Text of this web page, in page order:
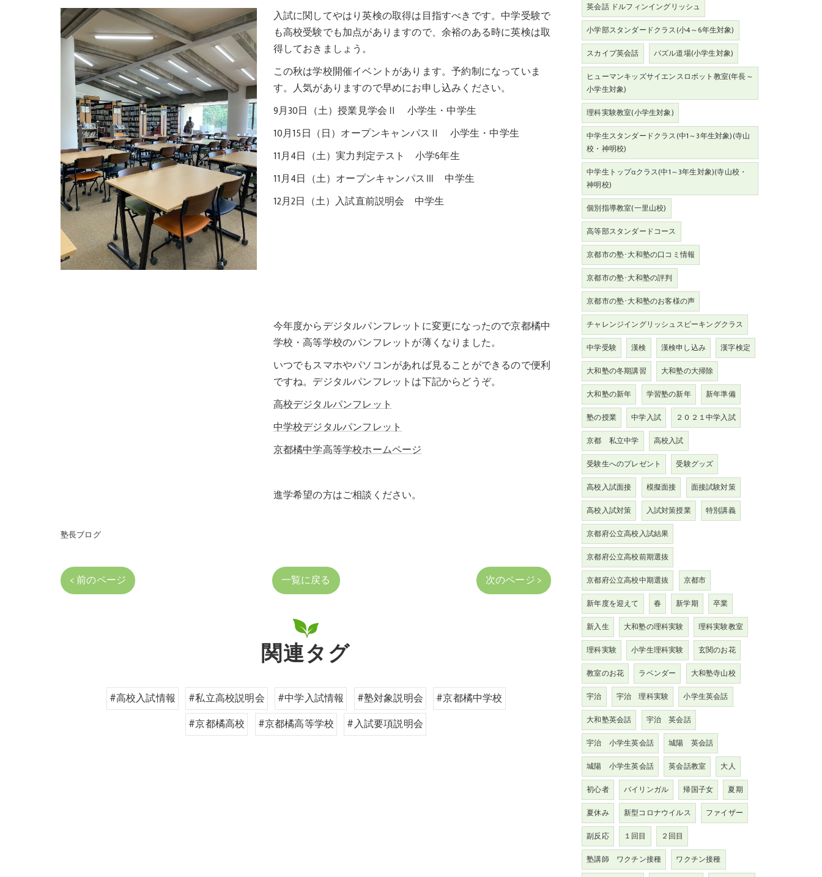
入試に関してやはり英検の取得は目指すべきです。中学受験で
も高校受験でも加点がありますので、余裕のある時に英検は取
得しておきましょう。
この秋は学校開催イベントがあります。予約制になっていま
す。人気がありますので早めにお申し込みください。
9月30日（土）授業見学会Ⅱ 小学生・中学生
10月15日（日）オープンキャンパスⅡ 小学生・中学生
11月4日（土）実力判定テスト 小学6年生
11月4日（土）オープンキャンパスⅢ 中学生
12月2日（土）入試直前説明会 中学生
今年度からデジタルパンフレットに変更になったので京都橘中
学校・高等学校のパンフレットが薄くなりました。
いつでもスマホやパソコンがあれば見ることができるので便利
ですね。デジタルパンフレットは下記からどうぞ。
高校デジタルパンフレット
中学校デジタルパンフレット
京都橘中学高等学校ホームページ
進学希望の方はご相談ください。
塾長ブログ
< 前のページ 一覧に戻る 次のページ >
関連タグ
#高校入試情報 #私立高校説明会 #中学入試情報 #塾対象説明会
#京都橘中学校
#京都橘高校
#京都橘高等学校 #入試要項説明会
英会話 ドルフィンイングリッシュ
小学部スタンダードクラス(小4～6年生対象)
スカイプ英会話
パズル道場(小学生対象)
ヒューマンキッズサイエンスロボット教室(年長～
小学生対象)
理科実験教室(小学生対象)
中学生スタンダードクラス(中1～3年生対象)(寺山
校・神明校)
中学生トップαクラス(中1～3年生対象)(寺山校・
神明校)
個別指導教室(一里山校)
高等部スタンダードコース
京都市の塾･大和塾の口コミ情報
京都市の塾･大和塾の評判
京都市の塾･大和塾のお客様の声
チャレンジイングリッシュスピーキングクラス
中学受験
漢検 漢検申し込み
漢字検定
大和塾の冬期講習
大和塾の大掃除
大和塾の新年
学習塾の新年
新年準備
塾の授業
中学入試
２０２１中学入試
京都 私立中学
高校入試
受験生へのプレゼント
受験グッズ
高校入試面接
模擬面接
面接試験対策
高校入試対策
入試対策授業
特別講義
京都府公立高校入試結果
京都府公立高校前期選抜
京都府公立高校中期選抜
京都市
新年度を迎えて
春 新学期
卒業
新入生
大和塾の理科実験
理科実験教室
理科実験
小学生理科実験
玄関のお花
教室のお花
ラベンダー
大和塾寺山校
宇治
宇治 理科実験
小学生英会話
大和塾英会話
宇治 英会話
宇治 小学生英会話
城陽 英会話
城陽 小学生英会話
英会話教室
大人
初心者
バイリンガル 帰国子女
夏期
夏休み
新型コロナウイルス
ファイザー
副反応
１回目
２回目
塾講師 ワクチン接種
ワクチン接種